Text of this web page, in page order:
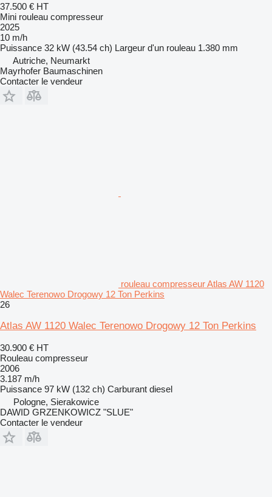
37.500 € HT
Mini rouleau compresseur
2025
10 m/h
Puissance 32 kW (43.54 ch) Largeur d'un rouleau 1.380 mm
Autriche, Neumarkt
Mayrhofer Baumaschinen
Contacter le vendeur
rouleau compresseur Atlas AW 1120
Walec Terenowo Drogowy 12 Ton Perkins
26
Atlas AW 1120 Walec Terenowo Drogowy 12 Ton Perkins
30.900 € HT
Rouleau compresseur
2006
3.187 m/h
Puissance 97 kW (132 ch) Carburant diesel
Pologne, Sierakowice
DAWID GRZENKOWICZ "SLUE"
Contacter le vendeur